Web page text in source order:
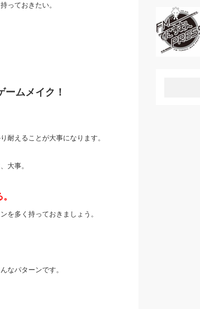
っておきたい。
ムメイク！
耐えることが大事になります。
大事。
を多く持っておきましょう。
なパターンです。